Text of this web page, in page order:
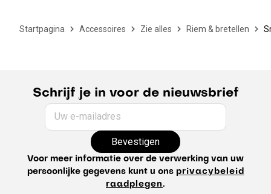
Startpagina Accessoires Zie alles Riem & bretellen
Schrijf je in voor de nieuwsbrief
Uw e-mailadres
Bevestigen
Voor meer informatie over de verwerking van uw
persoonlijke gegevens kunt u ons privacybeleid
raadplegen.